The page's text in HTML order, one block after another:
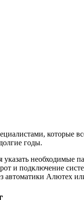
которые
годы.
указать
и подключение
автоматики Алютех